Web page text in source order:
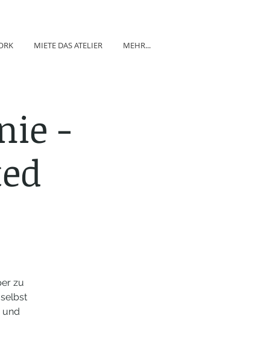
MIETE DAS ATELIER MEHR...
-
zu
und